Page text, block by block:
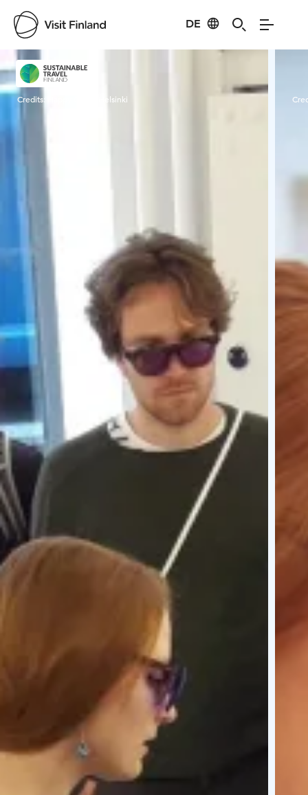
DE
Visit Finland
Credits: Happy Guide Helsinki